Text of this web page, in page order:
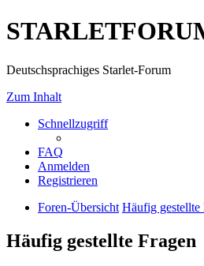
Deutschsprachiges Starlet-Forum
Zum Inhalt
Schnellzugriff
FAQ
Anmelden
Registrieren
Foren-Übersicht Häufig gestellte
Häufig gestellte Fragen